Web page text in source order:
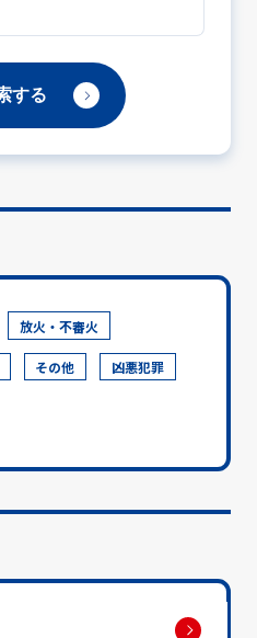
放火・不審火
その他 凶悪犯罪